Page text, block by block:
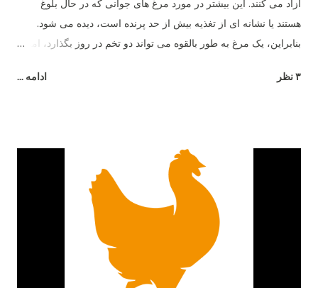
آزاد می کنند. این بیشتر در مورد مرغ های جوانی که در حال بلوغ
هستند یا نشانه ای از تغذیه بیش از حد پرنده است، دیده می شود.
بنابراین، یک مرغ به طور بالقوه می تواند دو تخم در روز بگذارد، اما نه
۳ نظر ادامه ...